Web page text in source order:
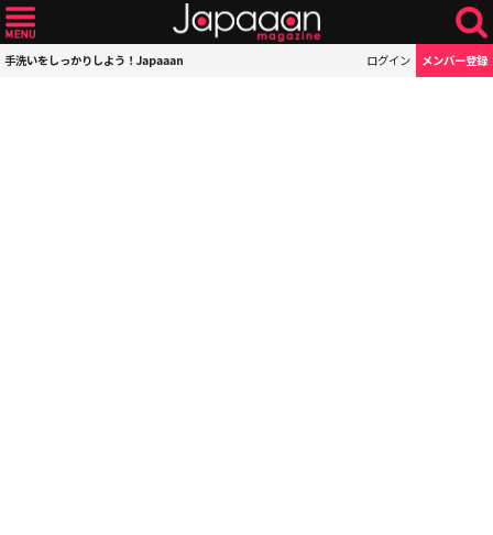
手洗いをしっかりしよう！Japaaan ログイン メンバー登録